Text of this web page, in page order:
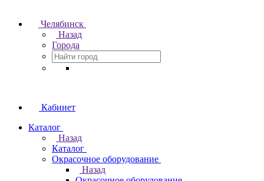
Челябинск
Назад
Города
Кабинет
Каталог
Назад
Каталог
Окрасочное оборудование
Назад